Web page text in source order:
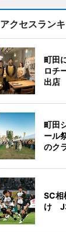
アクセスラン
町田
ロチ
出店
町田
ール
のク
SC相
け